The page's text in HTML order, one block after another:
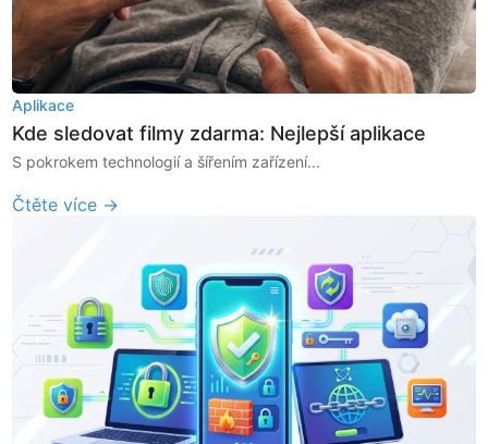
Aplikace
Kde sledovat filmy zdarma: Nejlepší aplikace
S pokrokem technologií a šířením zařízení...
Čtěte více →